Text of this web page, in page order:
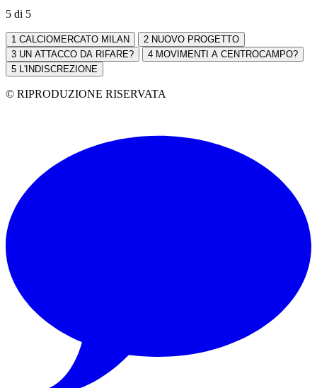
5 di 5
1 CALCIOMERCATO MILAN 2 NUOVO PROGETTO
3 UN ATTACCO DA RIFARE? 4 MOVIMENTI A CENTROCAMPO?
5 L'INDISCREZIONE
© RIPRODUZIONE RISERVATA